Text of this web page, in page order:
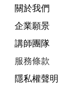
關於我們
企業願景
講師團隊
服務條款
隱私權聲明